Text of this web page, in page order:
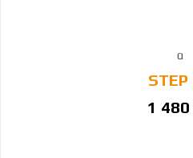
STEP
1 480